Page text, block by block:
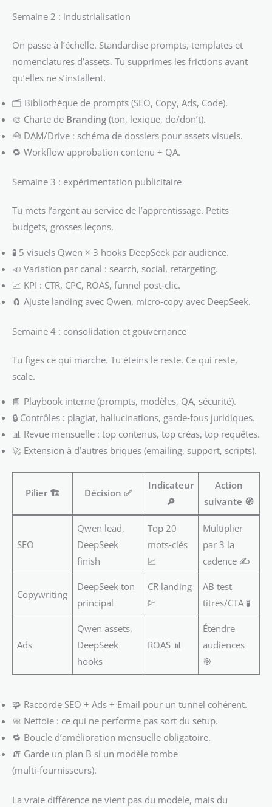
Semaine 2 : industrialisation
On passe à l’échelle. Standardise prompts, templates et
nomenclatures d’assets. Tu supprimes les frictions avant
qu’elles ne s’installent.
🗂️ Bibliothèque de prompts (SEO, Copy, Ads, Code).
🎨 Charte de Branding (ton, lexique, do/don’t).
🧰 DAM/Drive : schéma de dossiers pour assets visuels.
🔁 Workflow approbation contenu + QA.
Semaine 3 : expérimentation publicitaire
Tu mets l’argent au service de l’apprentissage. Petits
budgets, grosses leçons.
🧪 5 visuels Qwen × 3 hooks DeepSeek par audience.
📣 Variation par canal : search, social, retargeting.
📈 KPI : CTR, CPC, ROAS, funnel post‑clic.
🧲 Ajuste landing avec Qwen, micro‑copy avec DeepSeek.
Semaine 4 : consolidation et gouvernance
Tu figes ce qui marche. Tu éteins le reste. Ce qui reste,
scale.
📘 Playbook interne (prompts, modèles, QA, sécurité).
🔒 Contrôles : plagiat, hallucinations, garde‑fous juridiques.
📊 Revue mensuelle : top contenus, top créas, top requêtes.
🚀 Extension à d’autres briques (emailing, support, scripts).
Pilier 🏗️ Décision ✅
Indicateur
🔎
Action
suivante 🧭
SEO
Qwen lead,
DeepSeek
finish
Top 20
mots‑clés
📈
Multiplier
par 3 la
cadence ✍️
Copywriting
DeepSeek ton
principal
CR landing
💹
AB test
titres/CTA 🧪
Ads
Qwen assets,
DeepSeek
hooks
ROAS 📊
Étendre
audiences
🎯
🧩 Raccorde SEO + Ads + Email pour un tunnel cohérent.
🧼 Nettoie : ce qui ne performe pas sort du setup.
🔁 Boucle d’amélioration mensuelle obligatoire.
🧯 Garde un plan B si un modèle tombe
(multi‑fournisseurs).
La vraie différence ne vient pas du modèle, mais du